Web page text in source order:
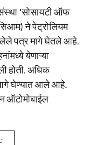
संस्था 'सोसायटी ऑफ
ने पेट्रोलियम
पत्र मागे घेतले आहे.
येणाऱ्या
होती. अधिक
घेण्यात आले आहे.
ऑटोमोबाईल